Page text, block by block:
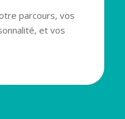
parcours, vos
et vos